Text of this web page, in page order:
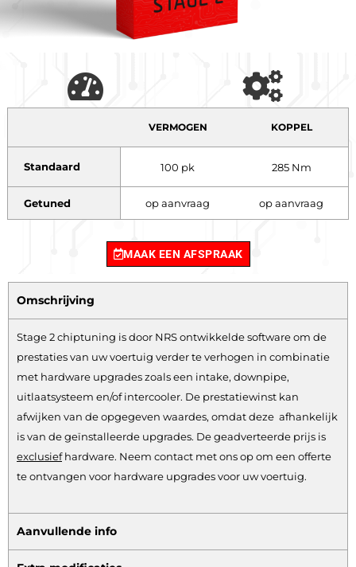
VERMOGEN KOPPEL
Standaard 100 pk 285 Nm
Getuned op aanvraag op aanvraag
MAAK EEN AFSPRAAK
Omschrijving
Stage 2 chiptuning is door NRS ontwikkelde software om de
prestaties van uw voertuig verder te verhogen in combinatie
met hardware upgrades zoals een intake, downpipe,
uitlaatsysteem en/of intercooler. De prestatiewinst kan
afwijken van de opgegeven waardes, omdat deze afhankelijk
is van de geïnstalleerde upgrades. De geadverteerde prijs is
exclusiefhardware. Neem contact met ons op om een offerte
te ontvangen voor hardware upgrades voor uw voertuig.
Aanvullende info